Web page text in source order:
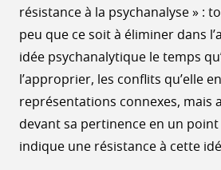
résistance à la psychanalyse » :
peu que ce soit à éliminer dans
idée psychanalytique le temps
l’approprier, les conflits qu’elle
représentations connexes, mais
devant sa pertinence en un
indique une résistance à cette